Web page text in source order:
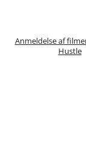
Anmeldelse af
Hustle